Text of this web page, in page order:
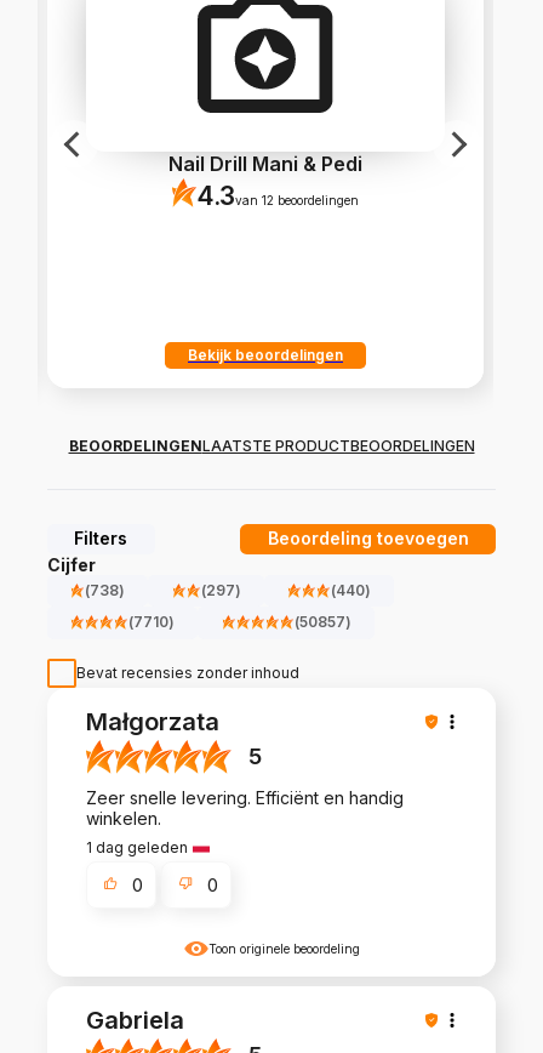
Nail Drill Mani & Pedi
4.3van 12 beoordelingen
Bekijk beoordelingen
BEOORDELINGENLAATSTE PRODUCTBEOORDELINGEN
Filters
Beoordeling toevoegen
Cijfer
(738) (297) (440)
(7710) (50857)
Bevat recensies zonder inhoud
Toon originele beoordeling
Małgorzata
5
Zeer snelle levering. Efficiënt en handig
winkelen.
1 dag geleden
0 0
Gabriela